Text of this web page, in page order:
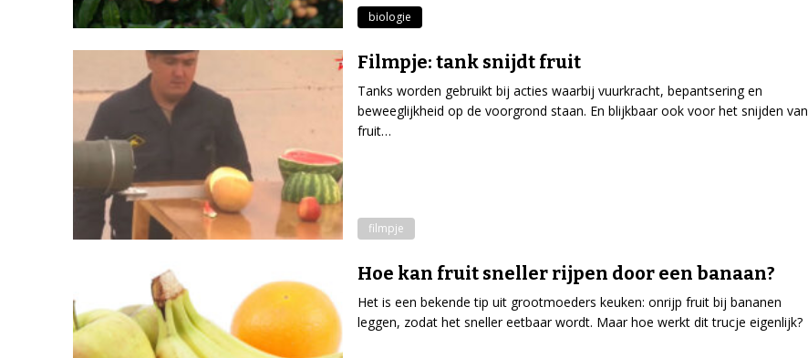
biologie
Filmpje: tank snijdt fruit
Tanks worden gebruikt bij acties waarbij vuurkracht, bepantsering en
beweeglijkheid op de voorgrond staan. En blijkbaar ook voor het snijden van
fruit…
filmpje
Hoe kan fruit sneller rijpen door een banaan?
Het is een bekende tip uit grootmoeders keuken: onrijp fruit bij bananen
leggen, zodat het sneller eetbaar wordt. Maar hoe werkt dit trucje eigenlijk?